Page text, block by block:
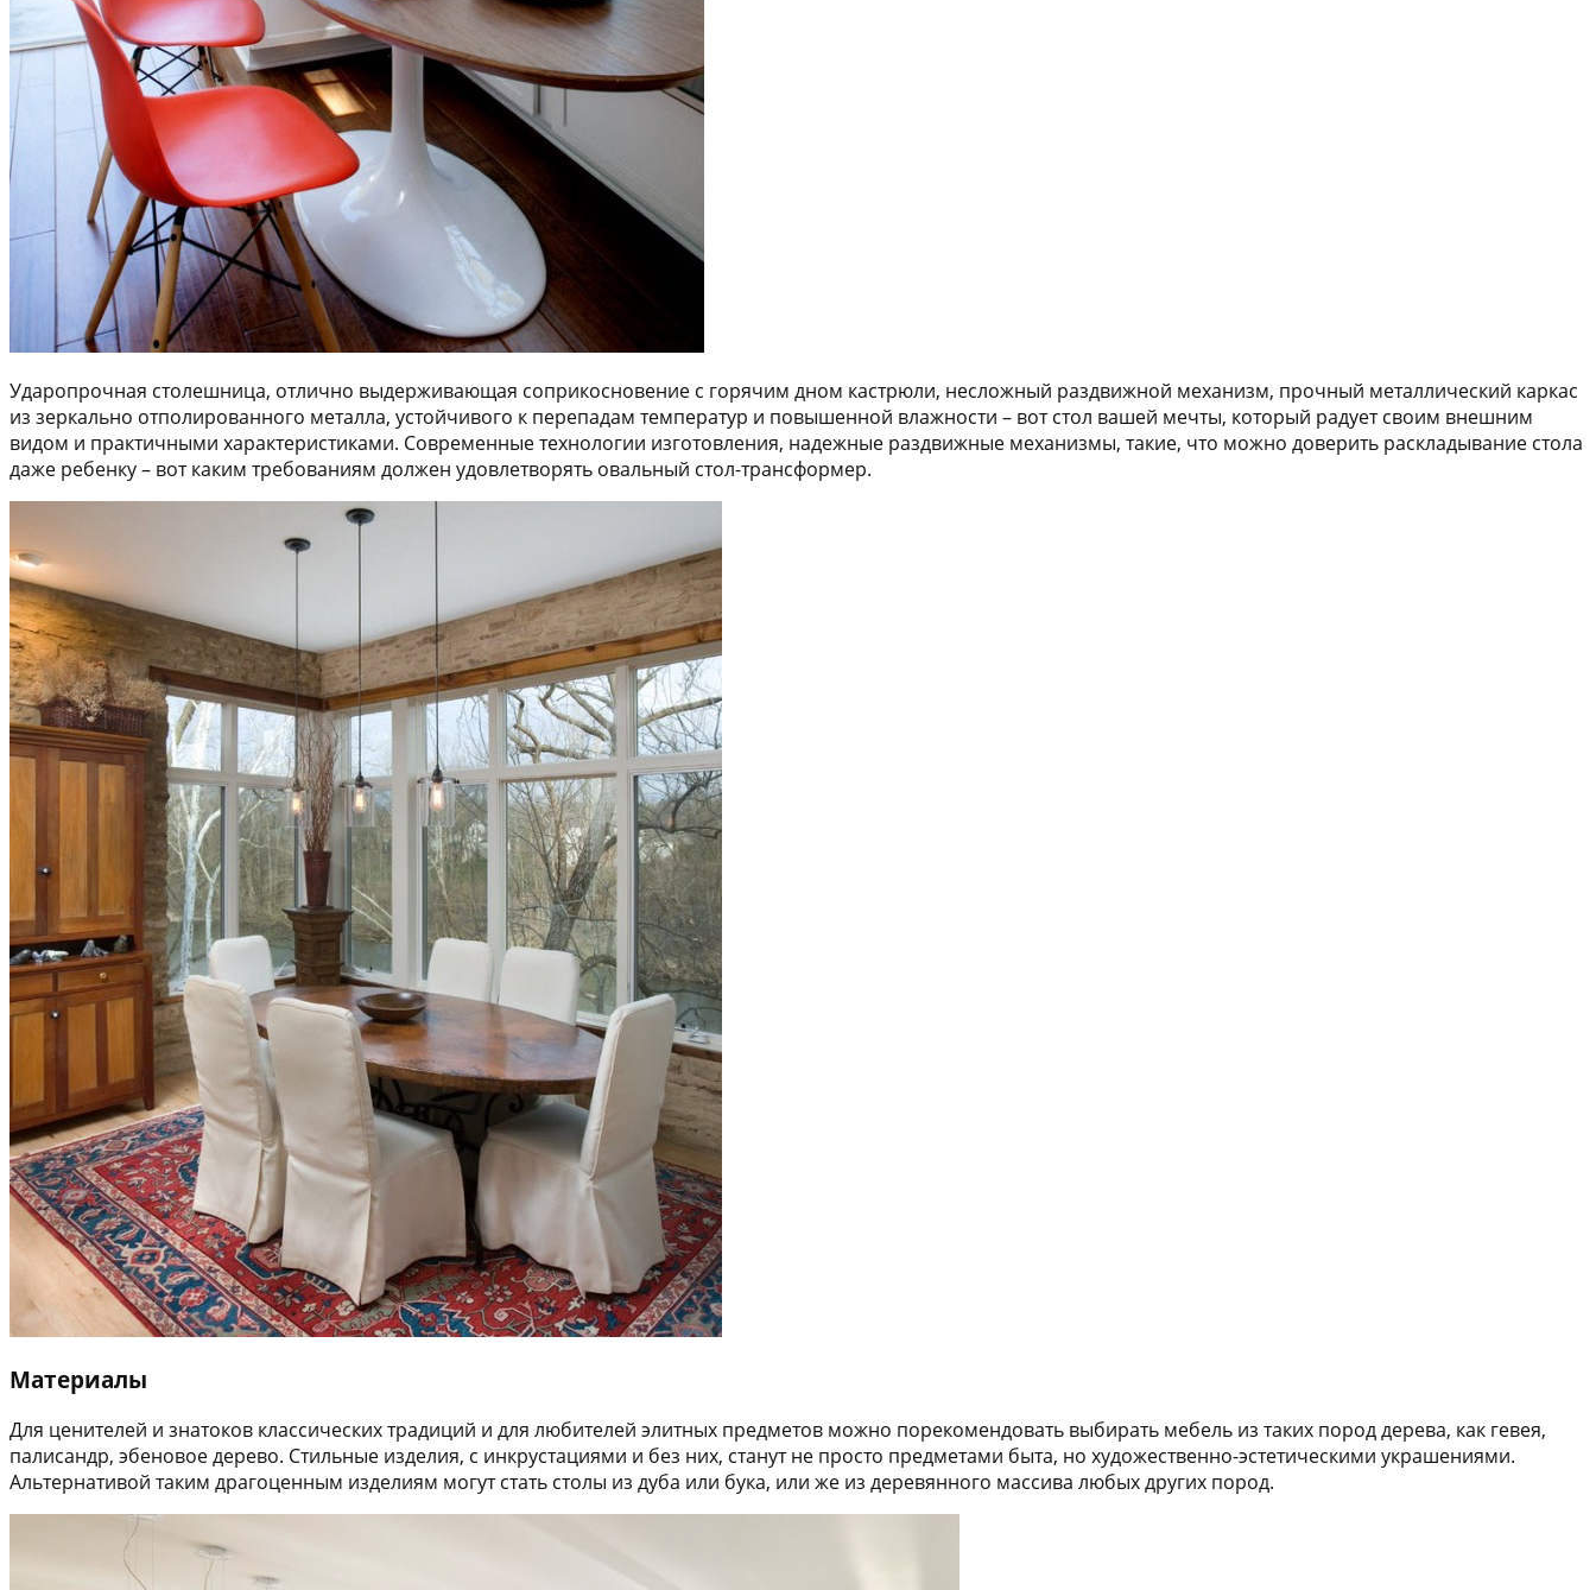
Ударопрочная столешница, отлично выдерживающая соприкосновение с горячим дном кастрюли, несложный раздвижной механизм, прочный металлический каркас
из зеркально отполированного металла, устойчивого к перепадам температур и повышенной влажности – вот стол вашей мечты, который радует своим внешним
видом и практичными характеристиками. Современные технологии изготовления, надежные раздвижные механизмы, такие, что можно доверить раскладывание стола
даже ребенку – вот каким требованиям должен удовлетворять овальный стол-трансформер.
Материалы
Для ценителей и знатоков классических традиций и для любителей элитных предметов можно порекомендовать выбирать мебель из таких пород дерева, как гевея,
палисандр, эбеновое дерево. Стильные изделия, с инкрустациями и без них, станут не просто предметами быта, но художественно-эстетическими украшениями.
Альтернативой таким драгоценным изделиям могут стать столы из дуба или бука, или же из деревянного массива любых других пород.